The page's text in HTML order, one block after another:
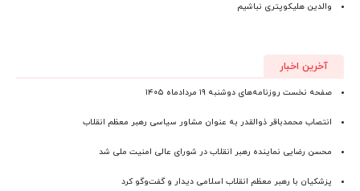
والدین هلیکوپتری نباشیم
آخرین اخبار
صفحه نخست روزنامه‌های دوشنبه ۱۹ مردادماه ۱۴۰۵
انتصاب محمدباقر ذوالقدر به عنوان مشاور سیاسی رهبر معظم انقلاب
محسن رضایی نماینده رهبر انقلاب در شورای عالی امنیت ملی شد
پزشکیان با رهبر معظم انقلاب اسلامی دیدار و گفت‌وگو کرد